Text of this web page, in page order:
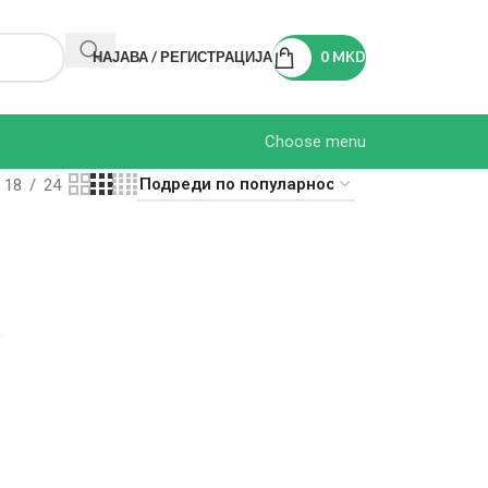
НАЈАВА / РЕГИСТРАЦИЈА 0 MKD
Choose menu
18 24